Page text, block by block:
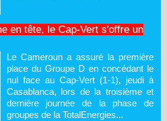
en tête, le Cap-Vert s'offre un
Le Cameroun a assuré la première
place du Groupe D en concédant le
nul face au Cap-Vert (1-1), jeudi à
Casablanca, lors de la troisième et
dernière journée de la phase de
groupes de la TotalEnergies...